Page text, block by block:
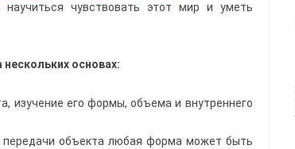
научиться чувствовать этот мир и уметь
основах:
изучение его формы, объема и внутреннего
передачи объекта любая форма может быть